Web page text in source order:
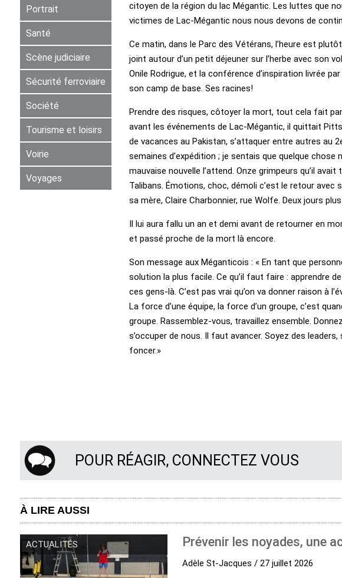
Portrait
Santé
Scène judiciaire
Sécurité ferroviaire
Société
Tourisme et loisirs
Voirie
Voyages
citoyen de la région du lac Mégantic. Les luttes que
victimes de Lac-Mégantic nous nous devons de
Ce matin, dans le Parc des Vétérans, l’heure est
joint autour d’un petit déjeuner sur l’herbe avec son
Onile Rodrigue, et la conférence d’inspiration livrée
son camp de base. Ses racines!
Prendre des risques, côtoyer la mort, tout cela fait
avant les événements de Lac-Mégantic, il quittait
de vacances au Pakistan, s’attaquer entre autres au
semaines d’expédition ; je sentais que quelque chose
mauvaise nouvelle l’attend. Onze grimpeurs qu’il
Talibans. Émotions, choc, démoli c’est le retour avec
sa mère, Claire Charbonnier, rue Wolfe. Deux jours
Il lui aura fallu un an et demi avant de retourner en
et passé proche de la mort là encore.
Son message aux Méganticois : « En tant que
solution la plus facile. Ce qu’il faut faire : apprendre
ces gens-là. C’est pas vrai qu’on va donner raison à
La force d’une équipe, la force d’un groupe, c’est
groupe. Rassemblez-vous, travaillez ensemble.
s’occuper de nous. Il faut avancer. Soyez des
foncer.»
POUR RÉAGIR, CONNECTEZ VOUS
À LIRE AUSSI
ACTUALITÉS Prévenir les noyades, une
Adèle St-Jacques / 27 juillet 2026